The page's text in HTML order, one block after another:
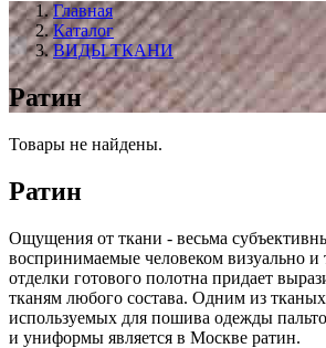
Главная
Каталог
ВИДЫ ТКАНИ
Ратин
Товары не найдены.
Ратин
Ощущения от ткани - весьма
воспринимаемые человеком визуально и
отделки готового полотна придает
тканям любого состава. Одним из
используемых для пошива одежды
и униформы является в Москве ратин.